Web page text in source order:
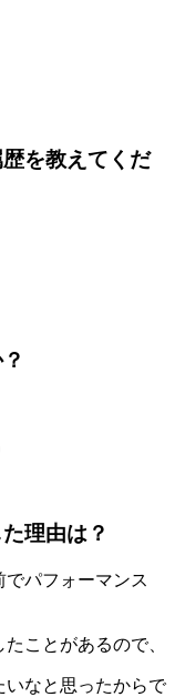
を教えてくだ
理由は？
パフォーマンス
ことがあるので、
いなと思ったからで